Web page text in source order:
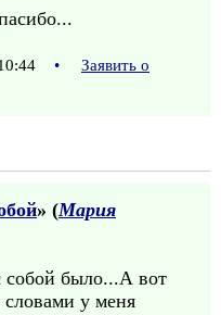
•
Заявить о
» (Мария
собой было...А вот
словами у меня